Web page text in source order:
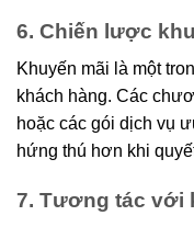
6. Chiến lược
Khuyến mãi là một
khách hàng. Các
hoặc các gói dịch vụ
hứng thú hơn khi
7. Tương tác với